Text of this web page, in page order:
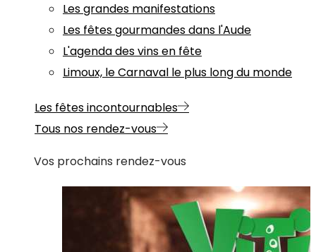
Les grandes manifestations
Les fêtes gourmandes dans l'Aude
L'agenda des vins en fête
Limoux, le Carnaval le plus long du monde
Les fêtes incontournables
Tous nos rendez-vous
Vos prochains rendez-vous